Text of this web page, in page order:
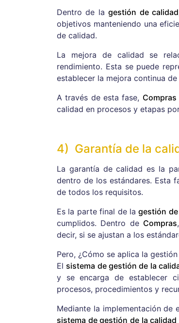
Dentro de lagestión de calidad
objetivos manteniendo una
de calidad.
La mejora de calidad se
rendimiento. Esta se puede
establecer la mejora continua
A través de esta fase, Compras
calidad en procesos y etapas
4) Garantía de la
La garantía de calidad es la
dentro de los estándares. Esta
de todos los requisitos.
Es la parte final de lagestión
cumplidos. Dentro de Compras
decir, si se ajustan a los
Pero, ¿Cómo se aplica la
El sistema de gestión de la
y se encarga de establecer
procesos, procedimientos y
Mediante la implementación de
sistema de gestión de la calidad